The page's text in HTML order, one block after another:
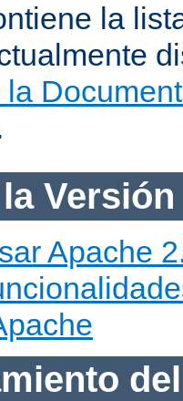
la
Versión
Apache